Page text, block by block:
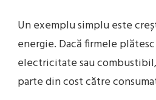
Un exemplu simplu este
energie. Dacă firmele
electricitate sau
parte din cost către